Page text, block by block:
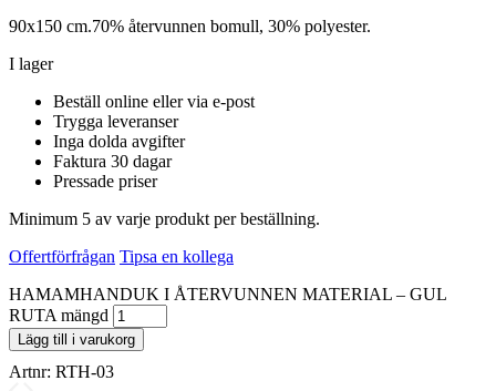
90x150 cm.70% återvunnen bomull, 30% polyester.
I lager
Beställ online eller via e-post
Trygga leveranser
Inga dolda avgifter
Faktura 30 dagar
Pressade priser
Minimum 5 av varje produkt per beställning.
Offertförfrågan Tipsa en kollega
HAMAMHANDUK I ÅTERVUNNEN MATERIAL – GUL
RUTA mängd
Lägg till i varukorg
Artnr: RTH-03